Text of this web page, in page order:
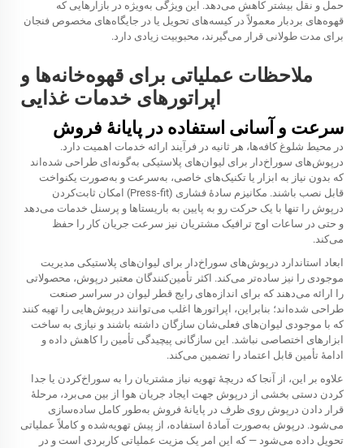
حمل و نقل بیشتر کاهش می‌دهد. این ویژگی به‌ویژه در بازارهایی که
قهوه‌های بردبار معمولاً در کیسه‌های تحویل یا در جایگاه‌های مخصوص فنجان
برای مدت طولانی قرار می‌گیرند، محبوبیت زیادی دارد.
ملاحظات عملیاتی برای قهوه‌خانه‌ها و
اپراتورهای خدمات غذایی
سرعت و آسانی استفاده در پایانهٔ فروش
در محیط شلوغ کافه‌ها، هر ثانیه در فرآیند ارائه خدمات اهمیت دارد.
درپوش‌های سوراخ‌دار برای لیوان‌های پلاستیکی به‌گونه‌ای طراحی شده‌اند
که بدون نیاز به ابزار یا تکنیک‌های خاصی، به‌سرعت و به‌صورت یکنواخت
قابل نصب باشند. مکانیزم سادهٔ فشاری (Press-fit) امکان ثابت‌کردن
درپوش را تنها با یک حرکت رو به پایین به باریستاها و پرسنل خدمات می‌دهد
و حتی در ساعات اوج ترافیک مشتریان نیز سرعت جریان کار را حفظ
می‌کند.
ابعاد استاندارد درپوش‌های سوراخ‌دار برای لیوان‌های پلاستیکی مدیریت
موجودی را نیز ساده‌تر می‌کند. اکثر تأمین‌کنندگان معتبر درپوش، محصولاتی
را ارائه می‌دهند که برای اندازه‌های رایج قطر لیوان در سراسر صنعت
طراحی شده‌اند؛ بنابراین، اپراتورها اغلب می‌توانند درپوش‌هایی را تهیه کنند
که با موجودی لیوان‌های فعلی‌شان سازگان داشته باشند و نیازی به ساخت
ابزارهای اختصاصی نباشد. این سازگانی پیچیدگی تأمین را کاهش داده و
ادامهٔ تأمین قابل اعتماد را تضمین می‌کند.
علاوه بر این، از آنجا که دریچهٔ تهویه نیاز مشتریان را به سوراخ‌کردن یا جدا
کردن دستی بخشی از درپوش جهت ایجاد جریان هوا از بین می‌برد، مرحلهٔ
قرار دادن درپوش روی ظرف در پایانهٔ فروش به‌طور کامل ساده‌سازی
می‌شود. درپوش به‌صورت آمادهٔ استفاده، از پیش تهویه‌شده و کاملاً عملیاتی
تحویل داده می‌شود — که این امر یک مزیت عملیاتی کاربردی است و در